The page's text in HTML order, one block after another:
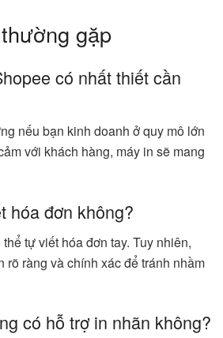
gặp
có nhất thiết cần
nếu bạn kinh doanh ở quy mô lớn
với khách hàng, máy in sẽ mang
hóa đơn không?
tự viết hóa đơn tay. Tuy nhiên,
rõ ràng và chính xác để tránh nhầm
có hỗ trợ in nhãn không?